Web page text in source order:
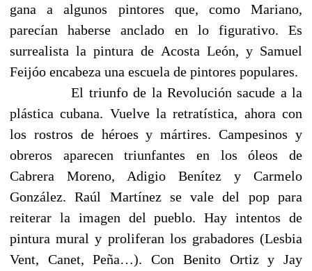
gana a algunos pintores que, como Mariano,
parecían haberse anclado en lo figurativo. Es
surrealista la pintura de Acosta León, y Samuel
Feijóo encabeza una escuela de pintores populares.
El triunfo de la Revolución sacude a la
plástica cubana. Vuelve la retratística, ahora con
los rostros de héroes y mártires. Campesinos y
obreros aparecen triunfantes en los óleos de
Cabrera Moreno, Adigio Benítez y Carmelo
González. Raúl Martínez se vale del pop para
reiterar la imagen del pueblo. Hay intentos de
pintura mural y proliferan los grabadores (Lesbia
Vent, Canet, Peña…). Con Benito Ortiz y Jay